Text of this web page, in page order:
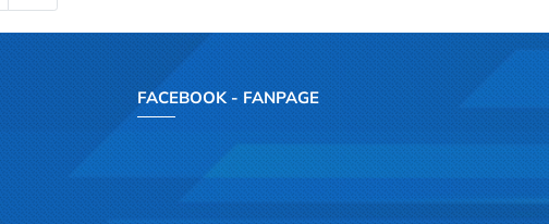
FACEBOOK - FANPAGE